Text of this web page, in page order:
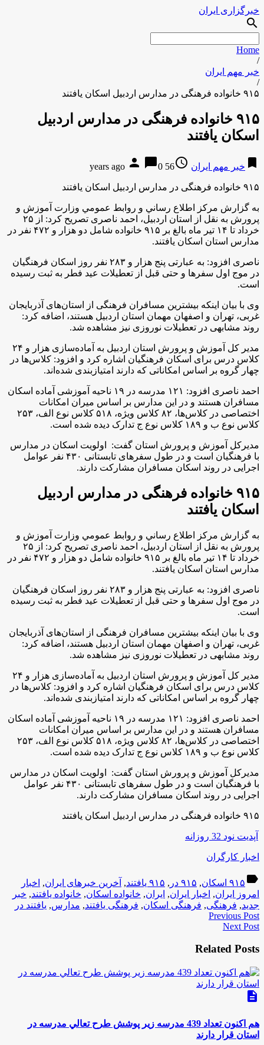
خبرگزاری ایران
search
Home
/
خبر مهم ایران
/
۹۱۵ خانواده فرهنگی در مدارس اردبیل اسکان یافتند
۹۱۵ خانواده فرهنگی در مدارس اردبیل
اسکان یافتند
bookmark خبر مهم ایران access_time
56 years ago
person chat_bubble0
۹۱۵ خانواده فرهنگی در مدارس اردبیل اسکان یافتند
به گزارش مركز اطلاع رساني و روابط عمومي وزارت آموزش و
پرورش به نقل از استان اردبیل، احمد ناصری تصریح کرد: از ۲۵
خرداد تا ۱۴ تیر ماه بالغ بر ۹۱۵ خانواده شامل دو هزار و ۴۷۲ نفر در
مدارس استان اسکان یافتند.
ناصری افزود: به عبارتی پنج هزار و ۲۸۳ نفر روز اسکان فرهنگیان
در موج اول سفرها و حتی قبل از تعطیلات عید فطر به ثبت رسیده
است.
وی با بیان اینکه بیشترین مسافران فرهنگی از استان‌های آذربایجان
غربی، تهران و اصفهان مهمان استان اردبیل هستند، اضافه کرد:
روند مشابهی در تعطیلات نوروزی نیز مشاهده شد.
مدیر کل آموزش و پرورش استان اردبیل به آماده‌سازی هزار و ۲۴
کلاس درس برای اسکان فرهنگیان اشاره کرد و افزود: کلاس‌ها در
چهار گروه بر اساس امکاناتی که دارند امتیازبندی شده‌اند.
احمد ناصری افزود: ۱۲۱ مدرسه در ۱۹ ناحیه آموزشی آماده اسکان
مسافران هستند و در این مدارس بر اساس میران امکانات
اختصاصی در کلاس‌ها، ۸۲ کلاس ویژه، ۵۱۸ کلاس نوع الف، ۲۵۳
کلاس نوع ب و ۱۸۹ کلاس نوع ج تدارک دیده شده است.
مدیرکل آموزش‌ و پرورش استان گفت: اولویت اسکان در مدارس
با فرهنگیان است و در طول سفرهای تابستانی ۴۳۰ نفر عوامل
اجرایی در روند اسکان مسافران مشارکت دارند.
۹۱۵ خانواده فرهنگی در مدارس اردبیل
اسکان یافتند
به گزارش مركز اطلاع رساني و روابط عمومي وزارت آموزش و
پرورش به نقل از استان اردبیل، احمد ناصری تصریح کرد: از ۲۵
خرداد تا ۱۴ تیر ماه بالغ بر ۹۱۵ خانواده شامل دو هزار و ۴۷۲ نفر در
مدارس استان اسکان یافتند.
ناصری افزود: به عبارتی پنج هزار و ۲۸۳ نفر روز اسکان فرهنگیان
در موج اول سفرها و حتی قبل از تعطیلات عید فطر به ثبت رسیده
است.
وی با بیان اینکه بیشترین مسافران فرهنگی از استان‌های آذربایجان
غربی، تهران و اصفهان مهمان استان اردبیل هستند، اضافه کرد:
روند مشابهی در تعطیلات نوروزی نیز مشاهده شد.
مدیر کل آموزش و پرورش استان اردبیل به آماده‌سازی هزار و ۲۴
کلاس درس برای اسکان فرهنگیان اشاره کرد و افزود: کلاس‌ها در
چهار گروه بر اساس امکاناتی که دارند امتیازبندی شده‌اند.
احمد ناصری افزود: ۱۲۱ مدرسه در ۱۹ ناحیه آموزشی آماده اسکان
مسافران هستند و در این مدارس بر اساس میران امکانات
اختصاصی در کلاس‌ها، ۸۲ کلاس ویژه، ۵۱۸ کلاس نوع الف، ۲۵۳
کلاس نوع ب و ۱۸۹ کلاس نوع ج تدارک دیده شده است.
مدیرکل آموزش‌ و پرورش استان گفت: اولویت اسکان در مدارس
با فرهنگیان است و در طول سفرهای تابستانی ۴۳۰ نفر عوامل
اجرایی در روند اسکان مسافران مشارکت دارند.
۹۱۵ خانواده فرهنگی در مدارس اردبیل اسکان یافتند
آپديت نود 32 روزانه
اخبار کارگران
label ۹۱۵ اسکان , ۹۱۵ در , ۹۱۵ یافتند , آخرین خبرهای ایران, اخبار
امروز ایران, اخبار ایران, ایران, خانواده اسکان, خانواده یافتند, خبر
جدید, فرهنگی, فرهنگی اسکان, فرهنگی یافتند, مدارس, یافتند در
Previous Post
Next Post
Related Posts
description
هم اکنون تعداد 439 مدرسه زير پوشش طرح تعالي مدرسه در
استان قرار دارند